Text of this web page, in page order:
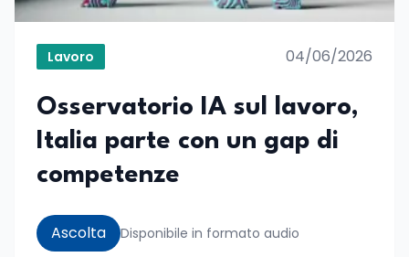
Lavoro 04/06/2026
Osservatorio IA sul lavoro,
Italia parte con un gap di
competenze
Ascolta Disponibile in formato audio